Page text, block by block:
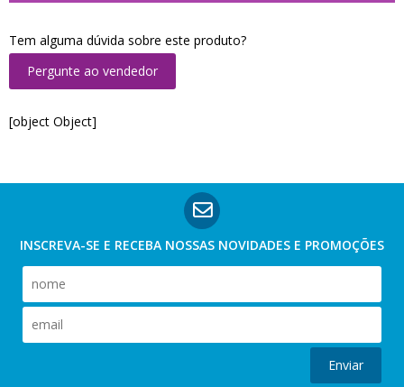
Tem alguma dúvida sobre este produto?
Pergunte ao vendedor
[object Object]
INSCREVA-SE E RECEBA NOSSAS NOVIDADES E PROMOÇÕES
Enviar